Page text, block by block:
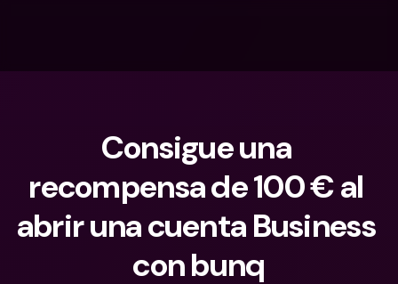
Consigue una
recompensa de 100 € al
abrir una cuenta Business
con bunq